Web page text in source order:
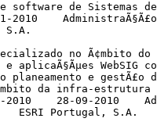
software de Sistemas
no Ã¢mbito
e aplicaÃ§Ãµes
planeamento e
da infra-estrutura
28-09-2010
ESRI Portugal, S.A.